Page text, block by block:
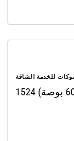
للخدمة الشاقة